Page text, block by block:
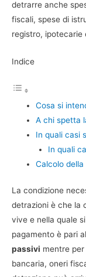
detrarre anche
fiscali, spese di
registro, ipotecarie
Indice
Cosa si
A chi spetta
In quali casi
In quali
Calcolo
La condizione
detrazioni è che la
vive e nella quale
pagamento è pari al
passivi mentre
bancaria, oneri